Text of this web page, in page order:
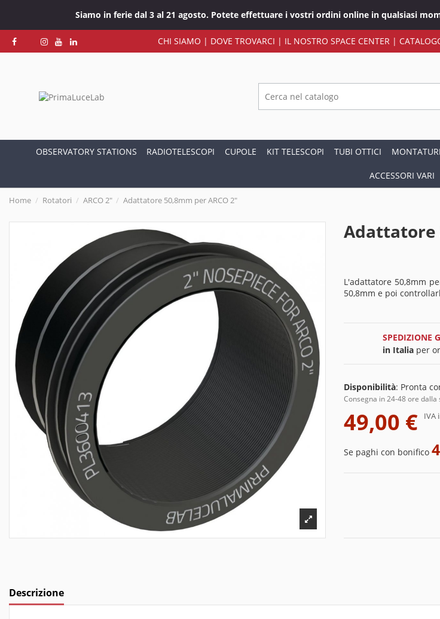
Siamo in ferie dal 3 al 21 agosto. Potete effettuare i vostri ordini online in qualsiasi
CHI SIAMO | DOVE TROVARCI | IL NOSTRO SPACE CENTER |
OBSERVATORY STATIONS RADIOTELESCOPI CUPOLE KIT TELESCOPI TUBI OTTICI
ACCESSORI VARI
Home Rotatori ARCO 2" Adattatore 50,8mm per ARCO 2"
Adattatore
L'adattatore 50,8mm
50,8mm e poi
SPEDIZIONE
in Italia per
Disponibilità: Pronta
Consegna in 24-48 ore
49,00 € IVA
Se paghi con bonifico
Descrizione